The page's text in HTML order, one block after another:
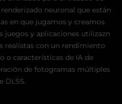
neuronal que están
en que jugamos y creamos.
juegos y aplicaciones utilizazn
realistas con un rendimiento
o características de IA de
de fotogramas múltiples
DLSS.